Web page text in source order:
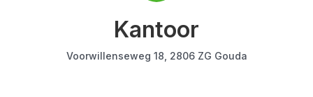
Kantoor
Voorwillenseweg 18, 2806 ZG Gouda